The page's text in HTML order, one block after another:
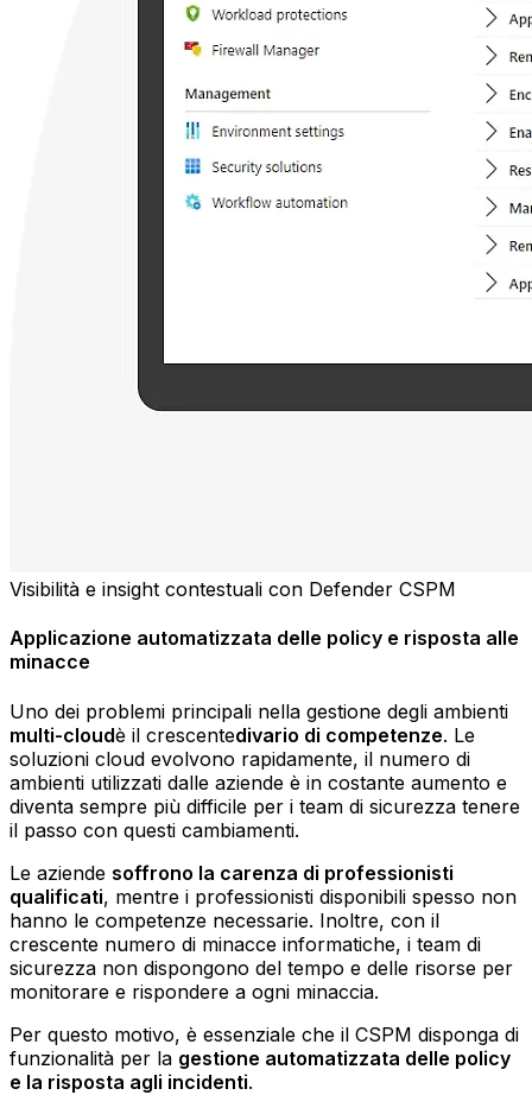
Visibilità e insight contestuali con Defender CSPM
Applicazione automatizzata delle policy e risposta alle
minacce
Uno dei problemi principali nella gestione degli ambienti
multi-cloudè il crescentedivario di competenze. Le
soluzioni cloud evolvono rapidamente, il numero di
ambienti utilizzati dalle aziende è in costante aumento e
diventa sempre più difficile per i team di sicurezza tenere
il passo con questi cambiamenti.
Le aziende soffrono la carenza di professionisti
qualificati, mentre i professionisti disponibili spesso non
hanno le competenze necessarie. Inoltre, con il
crescente numero di minacce informatiche, i team di
sicurezza non dispongono del tempo e delle risorse per
monitorare e rispondere a ogni minaccia.
Per questo motivo, è essenziale che il CSPM disponga di
funzionalità per la gestione automatizzata delle policy
e la risposta agli incidenti.